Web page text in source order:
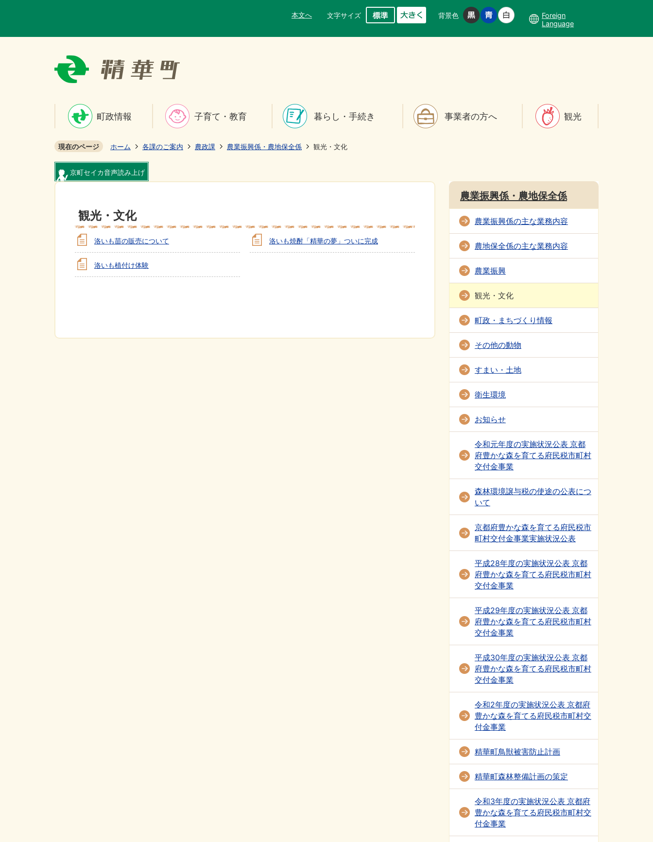
本文へ 文字サイズ 背景色
Foreign
Language
町政情報 子育て・教育 暮らし・手続き 事業者の方へ 観光
現在のページ ホーム 各課のご案内 農政課 農業振興係・農地保全係 観光・文化
京町セイカ音声読み上げ
観光・文化
洛いも苗の販売について 洛いも焼酎「精華の夢」ついに完成
洛いも植付け体験
農業振興係・農地保全係
農業振興係の主な業務内容
農地保全係の主な業務内容
農業振興
観光・文化
町政・まちづくり情報
その他の動物
すまい・土地
衛生環境
お知らせ
令和元年度の実施状況公表 京都
府豊かな森を育てる府民税市町村
交付金事業
森林環境譲与税の使途の公表につ
いて
京都府豊かな森を育てる府民税市
町村交付金事業実施状況公表
平成28年度の実施状況公表 京都
府豊かな森を育てる府民税市町村
交付金事業
平成29年度の実施状況公表 京都
府豊かな森を育てる府民税市町村
交付金事業
平成30年度の実施状況公表 京都
府豊かな森を育てる府民税市町村
交付金事業
令和2年度の実施状況公表 京都府
豊かな森を育てる府民税市町村交
付金事業
精華町鳥獣被害防止計画
精華町森林整備計画の策定
令和3年度の実施状況公表 京都府
豊かな森を育てる府民税市町村交
付金事業